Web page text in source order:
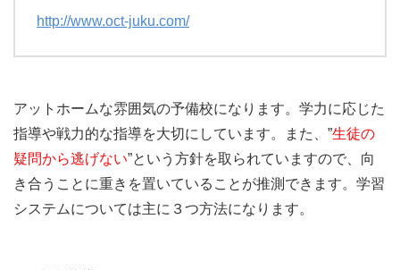
http://www.oct-juku.com/
アットホームな雰囲気の予備校になります。学力に応じた
指導や戦力的な指導を大切にしています。また、”生徒の
疑問から逃げない”という方針を取られていますので、向
き合うことに重きを置いていることが推測できます。学習
システムについては主に３つ方法になります。